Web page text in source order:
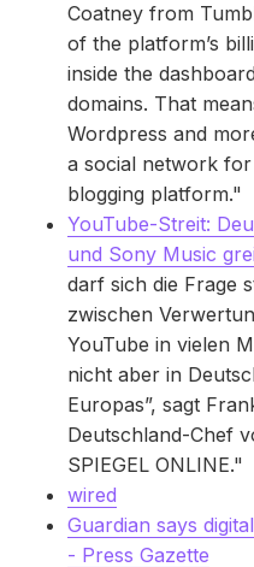
Coatney from
of the platform’s
inside the
domains. That
Wordpress and
a social network
blogging platform."
YouTube-Streit:
und Sony Music
darf sich die Frage
zwischen
YouTube in vielen
nicht aber in
Europas”, sagt
Deutschland-Chef
SPIEGEL ONLINE."
wired
Guardian says
- Press Gazette